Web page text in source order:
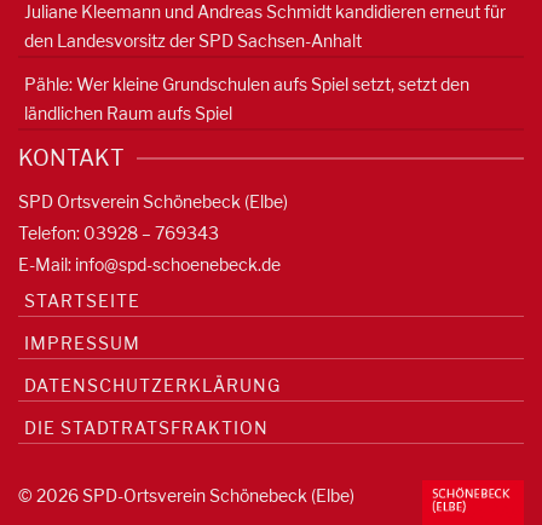
Juliane Kleemann und Andreas Schmidt kandidieren erneut für
den Landesvorsitz der SPD Sachsen-Anhalt
Pähle: Wer kleine Grundschulen aufs Spiel setzt, setzt den
ländlichen Raum aufs Spiel
KONTAKT
SPD Ortsverein Schönebeck (Elbe)
Telefon: 03928 – 769343
E-Mail: info@spd-schoenebeck.de
STARTSEITE
IMPRESSUM
DATENSCHUTZERKLÄRUNG
DIE STADTRATSFRAKTION
© 2026 SPD-Ortsverein Schönebeck (Elbe)